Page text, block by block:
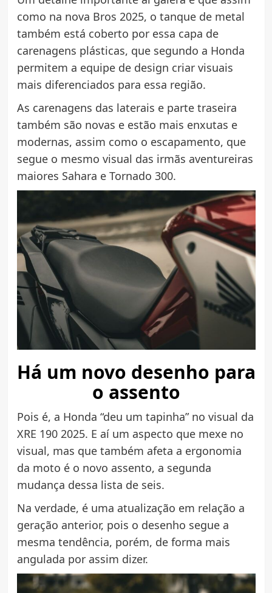
como na nova Bros 2025, o tanque de metal
também está coberto por essa capa de
carenagens plásticas, que segundo a Honda
permitem a equipe de design criar visuais
mais diferenciados para essa região.
As carenagens das laterais e parte traseira
também são novas e estão mais enxutas e
modernas, assim como o escapamento, que
segue o mesmo visual das irmãs aventureiras
maiores Sahara e Tornado 300.
Há um novo desenho para
o assento
Pois é, a Honda “deu um tapinha” no visual da
XRE 190 2025. E aí um aspecto que mexe no
visual, mas que também afeta a ergonomia
da moto é o novo assento, a segunda
mudança dessa lista de seis.
Na verdade, é uma atualização em relação a
geração anterior, pois o desenho segue a
mesma tendência, porém, de forma mais
angulada por assim dizer.